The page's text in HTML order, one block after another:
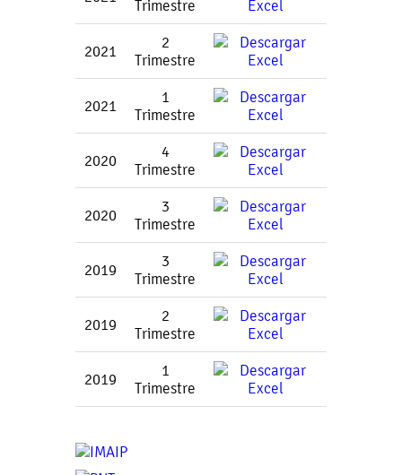
Trimestre
2021
2
Trimestre
2021
1
Trimestre
2020
4
Trimestre
2020
3
Trimestre
2019
3
Trimestre
2019
2
Trimestre
2019
1
Trimestre